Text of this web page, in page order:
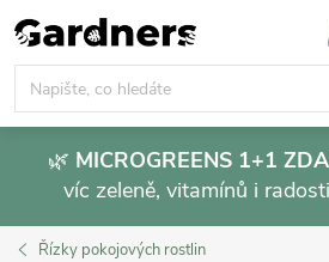
Přejít
na
obsah
🌿 MICROGREENS 1+1
víc zeleně, vitamínů i
Řízky pokojových rostlin